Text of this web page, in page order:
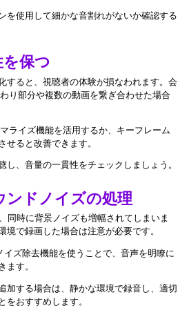
を使用して細かな音割れがないか確認する
保つ
すると、視聴者の体験が損なわれます。会
り部分や複数の動画を繋ぎ合わせた場合
ライズ機能を活用するか、キーフレーム
せると改善できます。
し、音量の一貫性をチェックしましょう。
ドノイズの処理
同時に背景ノイズも増幅されてしまいま
境で録画した場合は注意が必要です。
ズ除去機能を使うことで、音声を明瞭に
ます。
加する場合は、静かな環境で録音し、適切
をおすすめします。